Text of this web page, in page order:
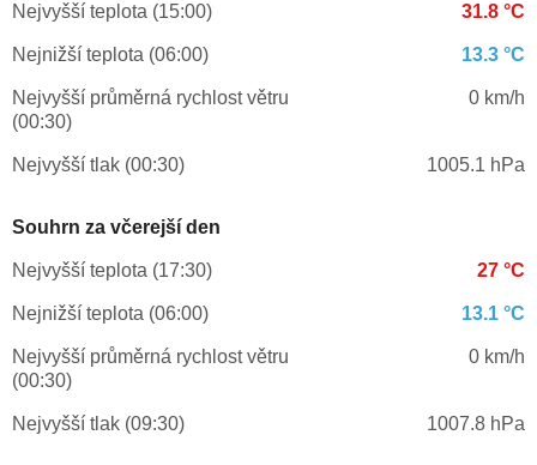
Nejvyšší teplota (15:00) 31.8 °C
Nejnižší teplota (06:00) 13.3 °C
Nejvyšší průměrná rychlost větru
(00:30)
0 km/h
Nejvyšší tlak (00:30) 1005.1 hPa
Souhrn za včerejší den
Nejvyšší teplota (17:30) 27 °C
Nejnižší teplota (06:00) 13.1 °C
Nejvyšší průměrná rychlost větru
(00:30)
0 km/h
Nejvyšší tlak (09:30) 1007.8 hPa